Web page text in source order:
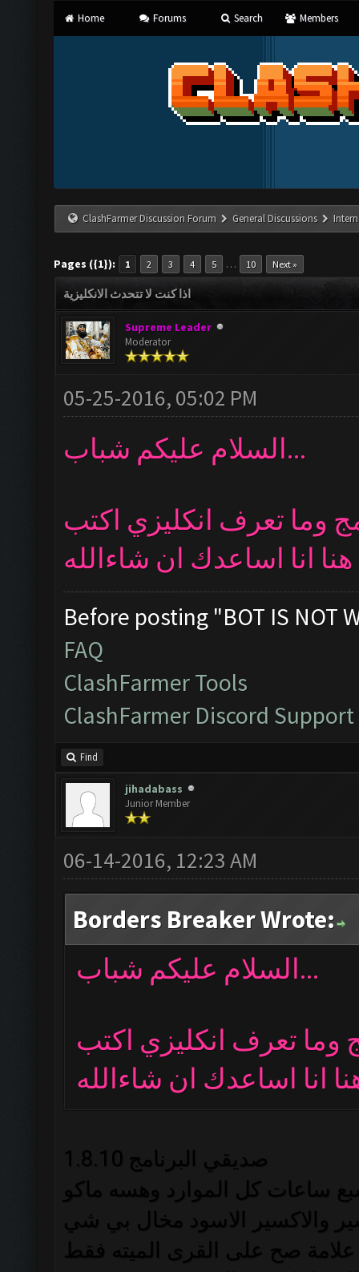
Home Forums Search Members
ClashFarmer Discussion Forum General Discussions
Pages ({1}): 1 2 3 4 5 … 10 Next »
اذا كنت لا تتحدث الانكليزية
Supreme Leader
Moderator
05-25-2016, 05:02 PM
السلام عليكم شباب...
وما تعرف انكليزي اكتب
Before posting "BOT IS NOT
FAQ
ClashFarmer Tools
ClashFarmer Discord Support
Find
jihadabass
Junior Member
06-14-2016, 12:23 AM
Borders Breaker Wrote:
السلام عليكم شباب...
وما تعرف انكليزي اكتب
ساعات كل الموارد وهسه ماكو
للذهب والاكسير والاكسير الاسود مخال بي شي
صح على القرى الميته فقط